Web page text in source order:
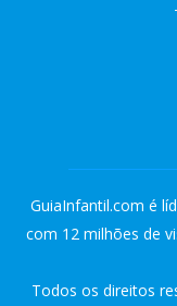
GuiaInfantil.com é
com 12 milhões de
Todos os direitos